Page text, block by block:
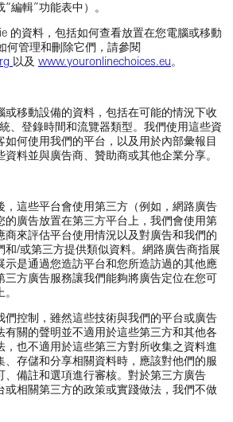
編輯”功能表中）。
的資料，包括如何查看放置在您電腦或移動
何管理和刪除它們，請參閱
以及 www.youronlinechoices.eu。
或移動設備的資料，包括在可能的情況下收
、登錄時間和流覽器類型。我們使用這些資
何使用我們的平台，以及用於內部彙報目
料並與廣告商、贊助商或其他企業分享。
，這些平台會使用第三方（例如，網路廣告
的廣告放置在第三方平台上，我們會使用第
商來評估平台使用情況以及對廣告和我們的
和/或第三方提供類似資料。網路廣告商指展
示是通過您造訪平台和您所造訪過的其他應
三方廣告服務讓我們能夠將廣告定位在您可
們控制，雖然這些技術與我們的平台或廣告
有關的聲明並不適用於這些第三方和其他各
，也不適用於這些第三方對所收集之資料進
、存儲和分享相關資料時，應該對他們的服
、備註和選項進行審核。對於第三方廣告
或相關第三方的政策或實踐做法，我們不做